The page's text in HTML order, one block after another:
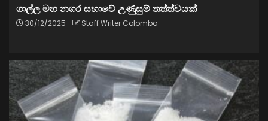
ගාල්ල මහ නගර සභාවේ උණුසුම් තත්ත්වයක්
30/12/2025 Staff Writer Colombo